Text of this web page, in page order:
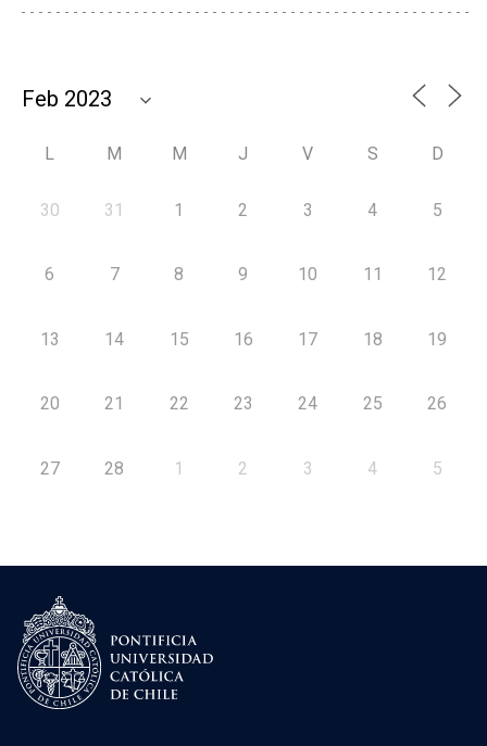
L M M J V S D
30 31 1 2 3 4 5
6 7 8 9 10 11 12
13 14 15 16 17 18 19
20 21 22 23 24 25 26
27 28 1 2 3 4 5